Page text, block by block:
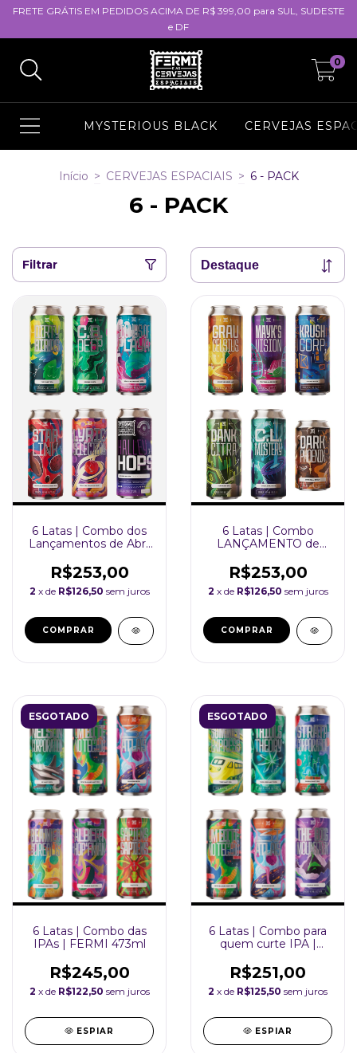
FRETE GRÁTIS EM PEDIDOS ACIMA DE R$ 399,00 para SUL, SUDESTE
e DF
0
MYSTERIOUS BLACK CERVEJAS
Início > CERVEJAS ESPACIAIS > 6 - PACK
6 - PACK
Filtrar
6 Latas | Combo dos
Lançamentos de Abril
R$253,00
2 x de R$126,50 sem juros
6 Latas | Combo
LANÇAMENTO de
473ml
R$253,00
2 x de R$126,50 sem juros
ESGOTADO
6 Latas | Combo das
IPAs | FERMI 473ml
R$245,00
2 x de R$122,50 sem juros
ESPIAR
ESGOTADO
6 Latas | Combo para
quem curte IPA |
R$251,00
2 x de R$125,50 sem juros
ESPIAR